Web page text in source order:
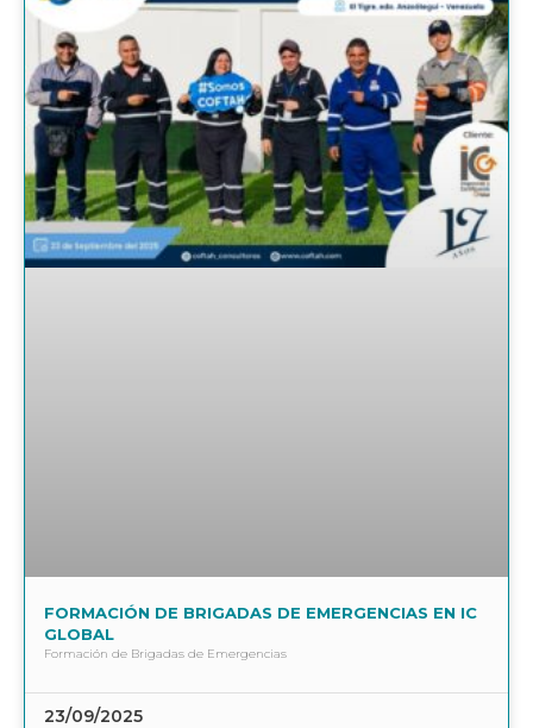
FORMACIÓN DE BRIGADAS DE EMERGENCIAS EN IC
GLOBAL
Formación de Brigadas de Emergencias
23/09/2025